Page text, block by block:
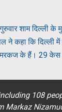
शाम दिल्ली के
ने कहा कि दिल्ली
के हैं। 29 केस
108
Markaz